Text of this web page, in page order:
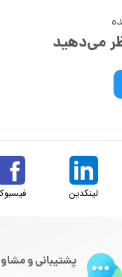
می‌دهید
لینکدین
پشتیبانی و